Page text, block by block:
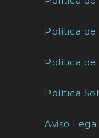
Política de
Política de
Política
Aviso Legal